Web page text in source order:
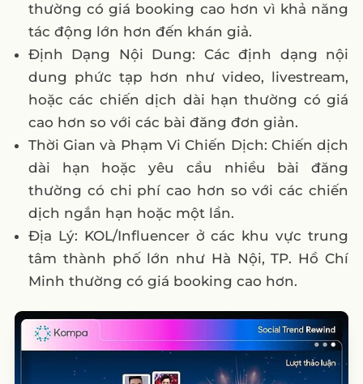
thường có giá booking cao hơn vì khả năng
tác động lớn hơn đến khán giả.
Định Dạng Nội Dung: Các định dạng nội
dung phức tạp hơn như video, livestream,
hoặc các chiến dịch dài hạn thường có giá
cao hơn so với các bài đăng đơn giản.
Thời Gian và Phạm Vi Chiến Dịch: Chiến dịch
dài hạn hoặc yêu cầu nhiều bài đăng
thường có chi phí cao hơn so với các chiến
dịch ngắn hạn hoặc một lần.
Địa Lý: KOL/Influencer ở các khu vực trung
tâm thành phố lớn như Hà Nội, TP. Hồ Chí
Minh thường có giá booking cao hơn.